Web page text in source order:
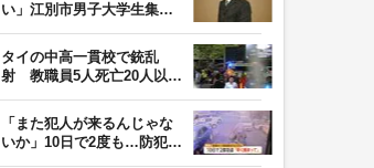
い」江別市男子大学生集団
タイの中高一貫校で銃乱
射 教職員5人死亡20人以上
「また犯人が来るんじゃな
いか」10日で2度も…防犯カ